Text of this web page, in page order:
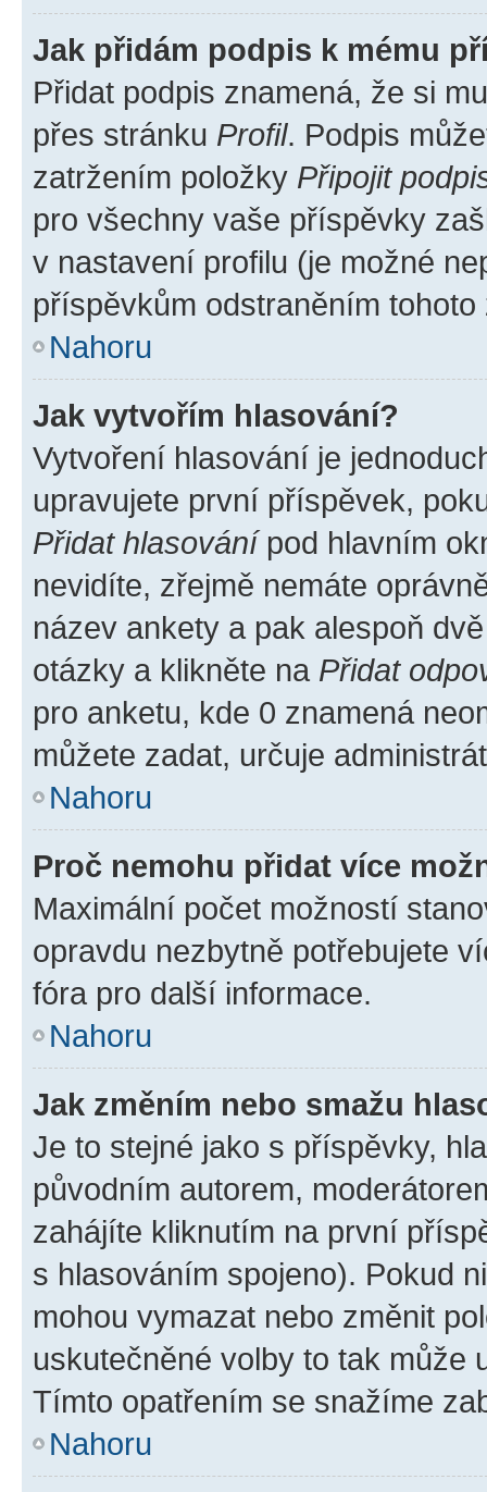
Jak přidám podpis k mému
Přidat podpis znamená, že si
přes stránku Profil. Podpis
zatržením položky Připojit
pro všechny vaše příspěvky
v nastavení profilu (je možné
příspěvkům odstraněním
Nahoru
Jak vytvořím hlasování?
Vytvoření hlasování je
upravujete první příspěvek,
Přidat hlasovánípod hlavním
nevidíte, zřejmě nemáte
název ankety a pak alespoň
otázky a klikněte na Přidat
pro anketu, kde 0 znamená
můžete zadat, určuje
Nahoru
Proč nemohu přidat více
Maximální počet možností
opravdu nezbytně potřebujete
fóra pro další informace.
Nahoru
Jak změním nebo smažu
Je to stejné jako s příspěvky,
původním autorem,
zahájíte kliknutím na první
s hlasováním spojeno). Pokud
mohou vymazat nebo změnit
uskutečněné volby to tak může
Tímto opatřením se snažíme
Nahoru